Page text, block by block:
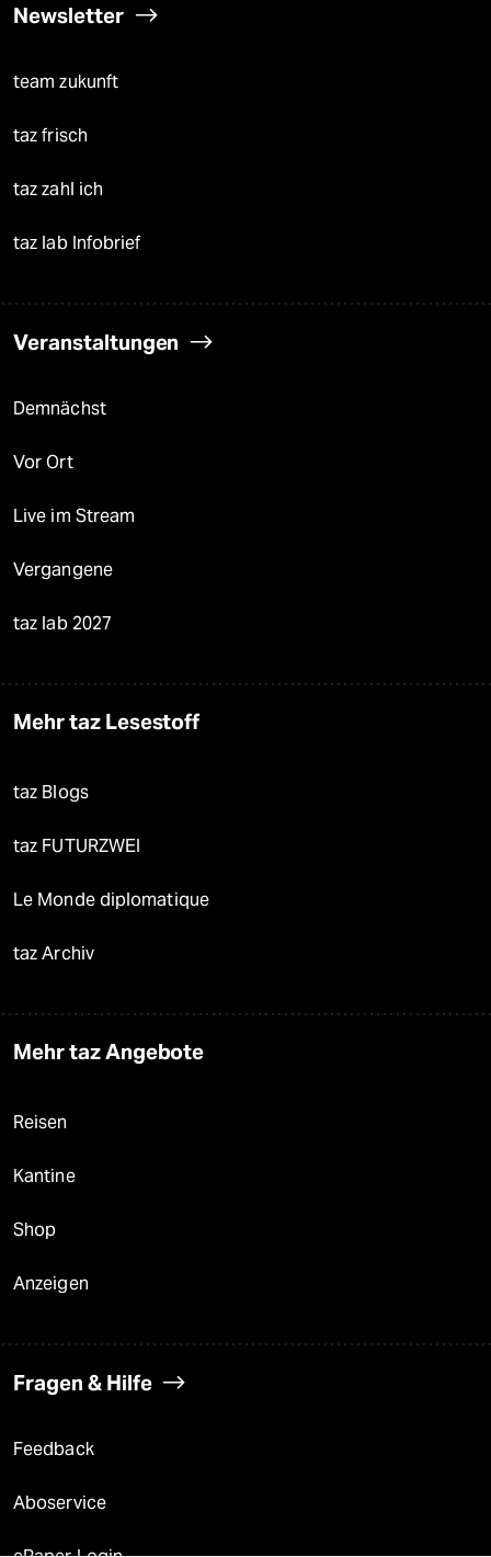
Newsletter
team zukunft
taz frisch
taz zahl ich
taz lab Infobrief
Veranstaltungen
Demnächst
Vor Ort
Live im Stream
Vergangene
taz lab 2027
Mehr taz Lesestoff
taz Blogs
taz FUTURZWEI
Le Monde diplomatique
taz Archiv
Mehr taz Angebote
Reisen
Kantine
Shop
Anzeigen
Fragen & Hilfe
Feedback
Aboservice